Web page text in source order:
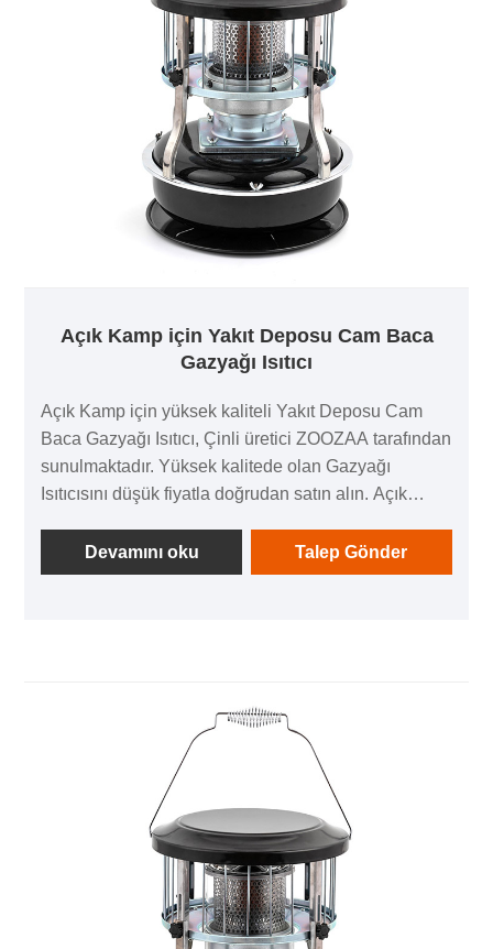
Açık Kamp için Yakıt Deposu Cam Baca
Gazyağı Isıtıcı
Açık Kamp için yüksek kaliteli Yakıt Deposu Cam
Baca Gazyağı Isıtıcı, Çinli üretici ZOOZAA tarafından
sunulmaktadır. Yüksek kalitede olan Gazyağı
Isıtıcısını düşük fiyatla doğrudan satın alın. Açık
Gazyağı Isıtıcı satın aldığınızdan emin olabilirsiniz.
Kamp gezileri sırasında yakıt tasarrufu yapmak
Devamını oku Talep Gönder